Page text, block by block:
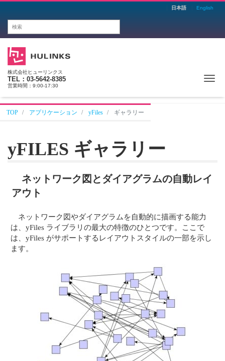
日本語 English
株式会社ヒューリンクス
TEL：03-5642-8385
営業時間：9:00-17:30
TOP アプリケーション yFiles ギャラリー
yFILES ギャラリー
ネットワーク図とダイアグラムの自動レイ
アウト
ネットワーク図やダイアグラムを自動的に描画する能力
は、yFiles ライブラリの最大の特徴のひとつです。ここで
は、yFiles がサポートするレイアウトスタイルの一部を示し
ます。